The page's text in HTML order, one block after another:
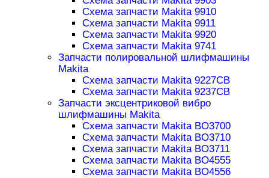
Схема запчасти Makita 9910
Схема запчасти Makita 9911
Схема запчасти Makita 9920
Схема запчасти Makita 9741
Запчасти полировальной шлифмашины
Makita
Схема запчасти Makita 9227CB
Схема запчасти Makita 9237CB
Запчасти эксцентриковой вибро
шлифмашины Makita
Схема запчасти Makita BO3700
Схема запчасти Makita BO3710
Схема запчасти Makita BO3711
Схема запчасти Makita BO4555
Схема запчасти Makita BO4556